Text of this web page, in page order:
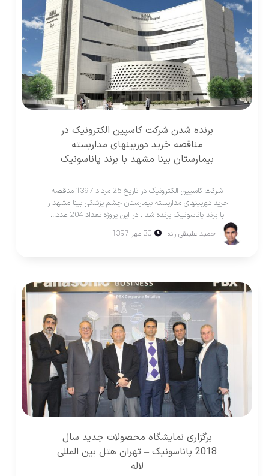
برنده شدن شرکت کاسپین الکترونیک در
مناقصه خرید دوربینهای مداربسته
بیمارستان بینا مشهد با برند پاناسونیک
شرکت کاسپین الکترونیک در تاریخ 25 مرداد 1397 مناقصه
خرید دوربینهای مداربسته بیمارستان چشم پزشکی بینا مشهد را
با برند پاناسونیک برنده شد . در اين پروژه تعداد 204 عدد...
حميد علينقی زاده 30 مهر 1397
برگزاری نمايشگاه محصولات جديد سال
2018 پاناسونيک – تهران هتل بين المللی
لاله